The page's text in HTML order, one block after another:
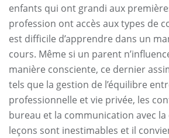
enfants qui ont grandi aux
profession ont accès aux types de
est difficile d’apprendre dans un
cours. Même si un parent
manière consciente, ce dernier
tels que la gestion de l’équilibre
professionnelle et vie privée, les
bureau et la communication avec la
leçons sont inestimables et il